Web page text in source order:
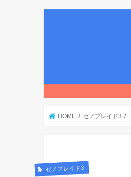
HOME ゼノブレイド3
ゼノブレイド3